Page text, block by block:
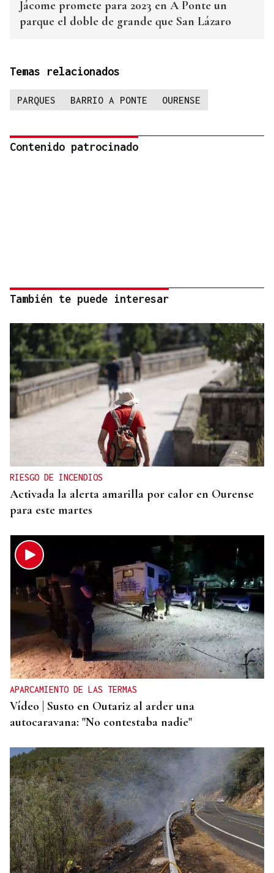
Jácome promete para 2023 en A Ponte un
parque el doble de grande que San Lázaro
Temas relacionados
PARQUES BARRIO A PONTE OURENSE
Contenido patrocinado
También te puede interesar
RIESGO DE INCENDIOS
Activada la alerta amarilla por calor en Ourense
para este martes
APARCAMIENTO DE LAS TERMAS
Vídeo | Susto en Outariz al arder una
autocaravana: "No contestaba nadie"